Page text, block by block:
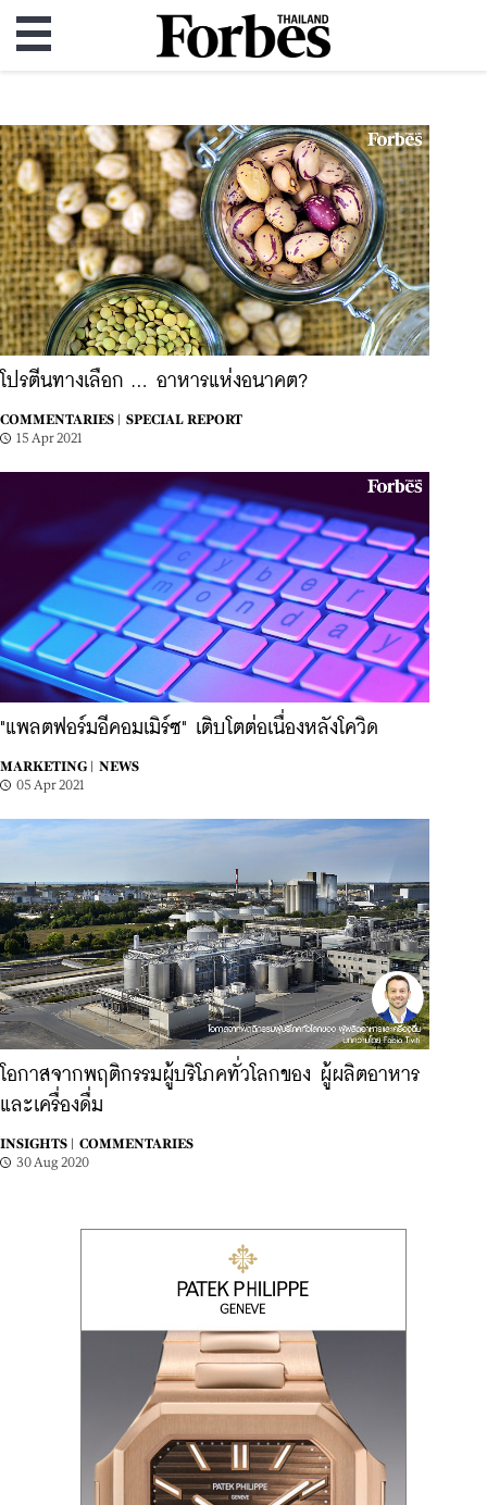
โปรตีนทางเลือก ... อาหารแห่งอนาคต?
COMMENTARIES |
SPECIAL REPORT
15 Apr 2021
"แพลตฟอร์มอีคอมเมิร์ซ" เติบโตต่อเนื่องหลังโควิด
MARKETING |
NEWS
05 Apr 2021
โอกาสจากพฤติกรรมผู้บริโภคทั่วโลกของ ผู้ผลิตอาหาร
และเครื่องดื่ม
INSIGHTS |
COMMENTARIES
30 Aug 2020